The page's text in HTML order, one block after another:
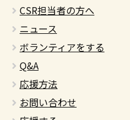
CSR担当者の方へ
ニュース
ボランティアをする
Q&A
応援方法
お問い合わせ